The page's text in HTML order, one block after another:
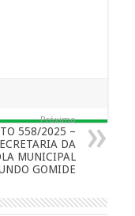
Próximo
558/2025 –
DA
MUNICIPAL
GOMIDE